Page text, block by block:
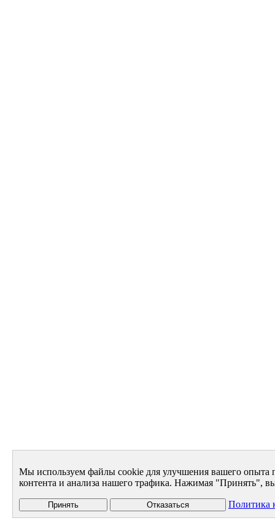
Мы используем файлы cookie для улучшения вашего опыта
контента и анализа нашего трафика. Нажимая "Принять",
Принять Отказаться Политика